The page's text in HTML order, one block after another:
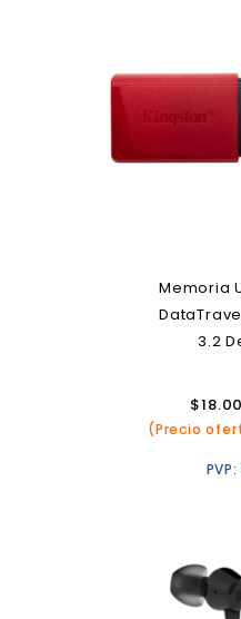
Memoria
3.2
$18.00
(Precio
PVP: